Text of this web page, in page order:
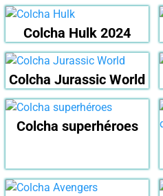
Colcha Hulk 2024
Colcha Jurassic World
Colcha superhéroes